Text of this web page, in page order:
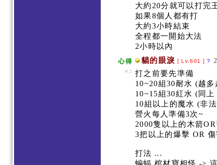
大約20分就可以打完
如果8個人都有打
大約3小時結束
全程都一開始大法
2小時以內
心得 貓的眼淚 [ Lv.601 ]?
#2
打之前要先準備
10~20組30耐水 (越
10~15組30紅水 (同
10組以上的魔水 (非
營火每人準備3次~
2000隻以上的木箭
3把以上的爆擊 OR
打法 ...
蝙蝠 棺材寶相怪 ->